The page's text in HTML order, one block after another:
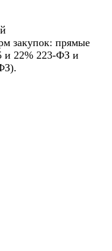
закупок: прямые
и 22% 223-ФЗ и